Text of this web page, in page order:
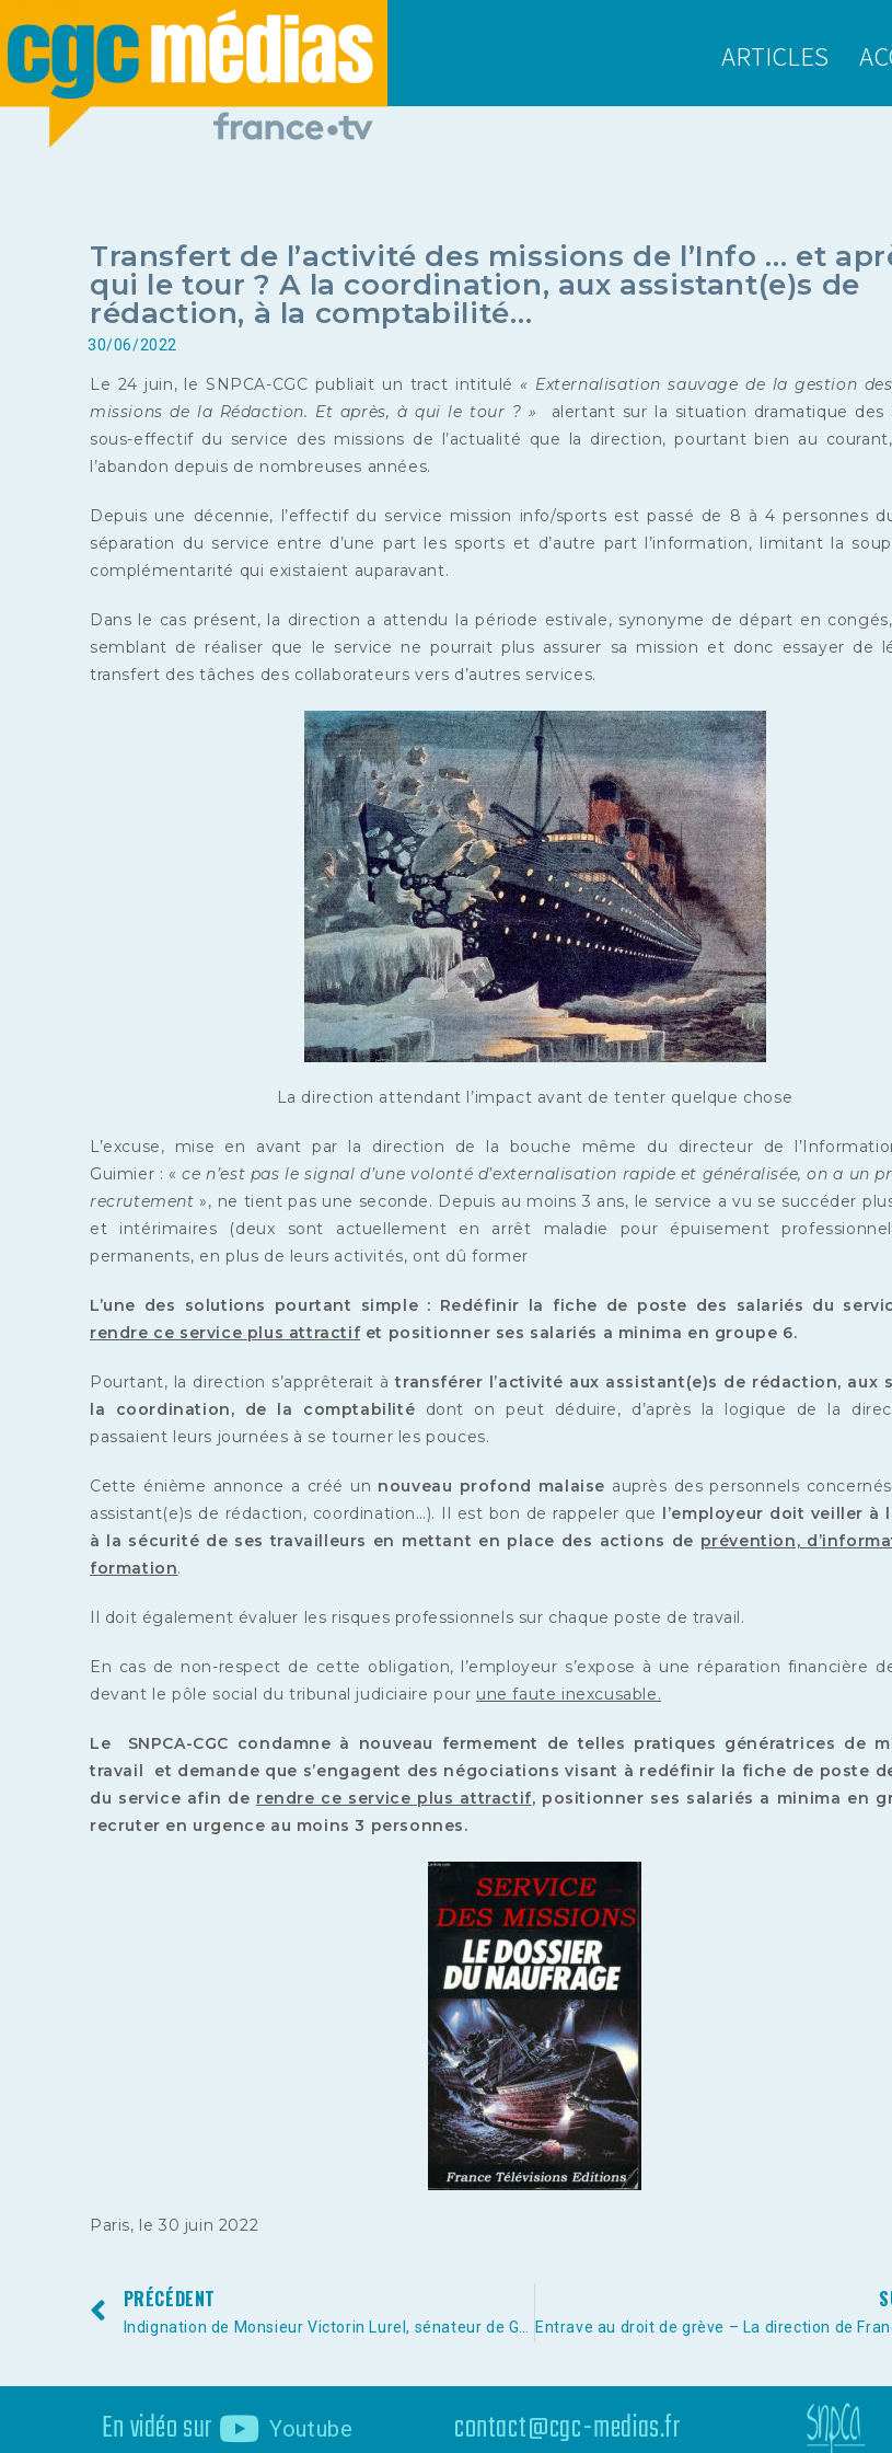
ARTICLES
Transfert de l’activité des missions de l’Info … et
qui le tour ? A la coordination, aux assistant(e)s de
rédaction, à la comptabilité…
30/06/2022
Le 24 juin, le SNPCA-CGC publiait un tract intitulé « Externalisation sauvage de la gestion
missions de la Rédaction. Et après, à qui le tour ? » alertant sur la situation dramatique des
sous-effectif du service des missions de l’actualité que la direction, pourtant bien au
l’abandon depuis de nombreuses années.
Depuis une décennie, l’effectif du service mission info/sports est passé de 8 à 4 personnes
séparation du service entre d’une part les sports et d’autre part l’information, limitant la
complémentarité qui existaient auparavant.
Dans le cas présent, la direction a attendu la période estivale, synonyme de départ en
semblant de réaliser que le service ne pourrait plus assurer sa mission et donc essayer de
transfert des tâches des collaborateurs vers d’autres services.
La direction attendant l’impact avant de tenter quelque chose
L’excuse, mise en avant par la direction de la bouche même du directeur de
Guimier : «ce n’est pas le signal d’une volonté d’externalisation rapide et généralisée, on a un
recrutement », ne tient pas une seconde. Depuis au moins 3 ans, le service a vu se succéder
et intérimaires (deux sont actuellement en arrêt maladie pour épuisement
permanents, en plus de leurs activités, ont dû former
L’une des solutions pourtant simple : Redéfinir la fiche de poste des salariés du
rendre ce service plus attractif et positionner ses salariés a minima en groupe 6.
Pourtant, la direction s’apprêterait àtransférer l’activité aux assistant(e)s de rédaction, aux
la coordination, de la comptabilité dont on peut déduire, d’après la logique de la
passaient leurs journées à se tourner les pouces.
Cette énième annonce a créé un nouveau profond malaise auprès des personnels
assistant(e)s de rédaction, coordination…). Il est bon de rappeler que l’employeur doit veiller à
à la sécurité de ses travailleurs en mettant en place des actions de prévention,
formation.
Il doit également évaluer les risques professionnels sur chaque poste de travail.
En cas de non-respect de cette obligation, l’employeur s’expose à une réparation financière
devant le pôle social du tribunal judiciaire pour une faute inexcusable.
Le SNPCA-CGC condamne à nouveau fermement de telles pratiques génératrices de
travail
et demande que s’engagent des négociations visant à redéfinir la fiche de poste
du service afin de rendre ce service plus attractif, positionner ses salariés a minima en
recruter en urgence au moins 3 personnes.
Paris, le 30 juin 2022
PRÉCÉDENT
Indignation de Monsieur Victorin Lurel, sénateur de Guadeloupe face à la procédure de licenciement engagée à l’encontre du Grand Reporter Ronan PONNET
En vidéo sur Youtube contact@cgc-medias.fr